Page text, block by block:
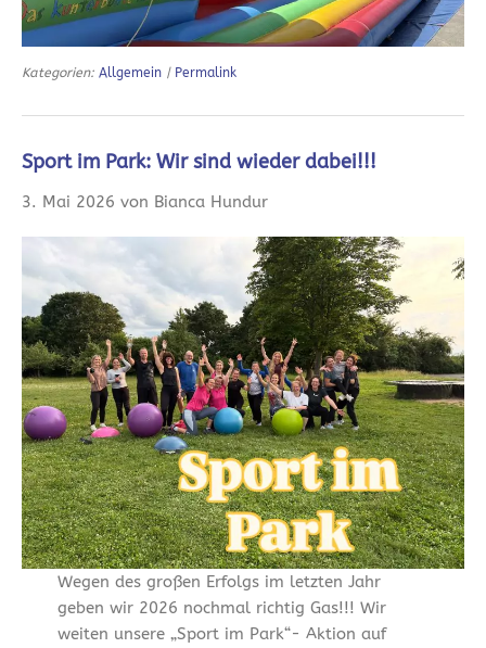
Kategorien: Allgemein | Permalink
Sport im Park: Wir sind wieder dabei!!!
3. Mai 2026 von Bianca Hundur
Wegen des großen Erfolgs im letzten Jahr
geben wir 2026 nochmal richtig Gas!!! Wir
weiten unsere „Sport im Park“- Aktion auf